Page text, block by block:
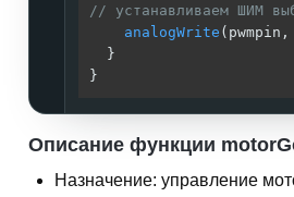
// устанавливаем ШИМ
analogWrite
  }
}
Описание функции
Назначение: управление